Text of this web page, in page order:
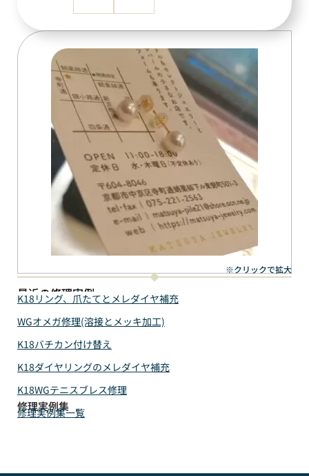
※クリックで拡大
最近の修理実例
K18リング、爪たてとメレダイヤ補充
WGオメガ修理(溶接とメッキ加工)
K18バチカン付け替え
K18ダイヤリングのメレダイヤ補充
K18WGテニスブレス修理
修理実例集
修理実例集一覧